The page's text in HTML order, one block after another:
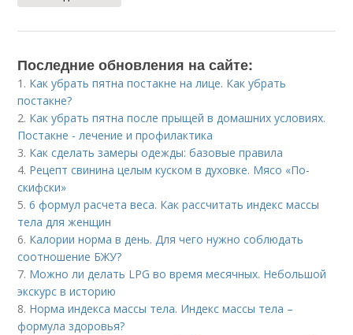
Последние обновления на сайте:
1. Как убрать пятна постакне на лице. Как убрать
постакне?
2. Как убрать пятна после прыщей в домашних условиях.
Постакне - лечение и профилактика
3. Как сделать замеры одежды: базовые правила
4. Рецепт свинина целым куском в духовке. Мясо «По-
скифски»
5.6 формул расчета веса. Как рассчитать индекс массы
тела для женщин
6. Калории норма в день. Для чего нужно соблюдать
соотношение БЖУ?
7. Можно ли делать LPG во время месячных. Небольшой
экскурс в историю
8. Норма индекса массы тела. Индекс массы тела –
формула здоровья?